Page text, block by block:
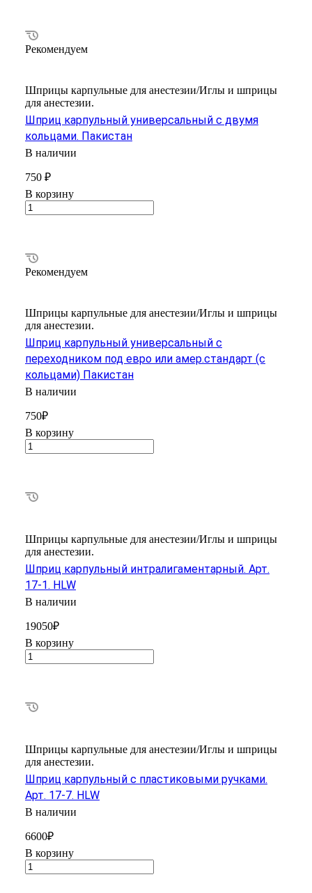
Рекомендуем
Шприцы карпульные для анестезии/Иглы и шприцы
для анестезии.
Шприц карпульный универсальный с двумя
кольцами. Пакистан
В наличии
750 ₽
В корзину
Рекомендуем
Шприцы карпульные для анестезии/Иглы и шприцы
для анестезии.
Шприц карпульный универсальный с
переходником под евро или амер.стандарт (с
кольцами) Пакистан
В наличии
750₽
В корзину
Шприцы карпульные для анестезии/Иглы и шприцы
для анестезии.
Шприц карпульный интралигаментарный. Арт.
17-1. HLW
В наличии
19050₽
В корзину
Шприцы карпульные для анестезии/Иглы и шприцы
для анестезии.
Шприц карпульный с пластиковыми ручками.
Арт. 17-7. HLW
В наличии
6600₽
В корзину